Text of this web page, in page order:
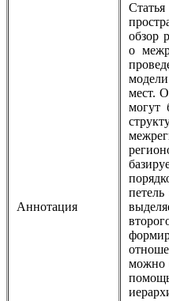
Аннотация
обзор
о
мест.
могут
можно